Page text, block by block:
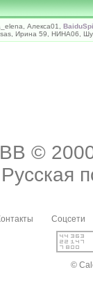
Алекса01,
Ирина 59, НИНА06,
©
Русская
Соцсети
©